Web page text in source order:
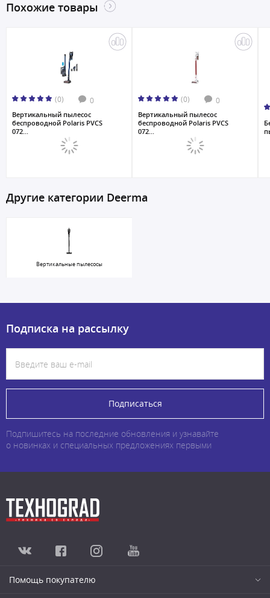
Похожие товары
(0) 0
Вертикальный пылесос
беспроводной Polaris PVCS
072...
(0) 0
Вертикальный пылесос
беспроводной Polaris PVCS
072...
Другие категории Deerma
Вертикальные пылесосы
Подписка на рассылку
Подписаться
Подпишитесь на последние обновления и узнавайте
о новинках и специальных предложениях первыми
Помощь покупателю